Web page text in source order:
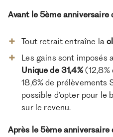
Avant le 5ème anniversaire
Tout retrait entraîne la
Les gains sont imposés
Unique de 31,4%(12,8%
18,6% de prélèvements
possible d’opter pour le
sur le revenu.
Après le 5ème anniversaire